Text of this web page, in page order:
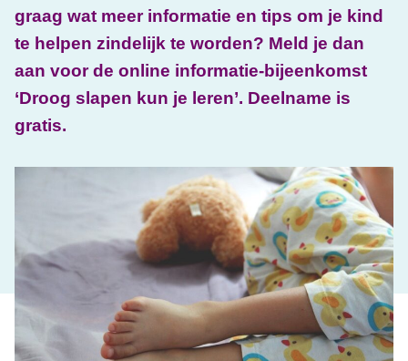
graag wat meer informatie en tips om je kind
te helpen zindelijk te worden? Meld je dan
aan voor de online informatie-bijeenkomst
‘Droog slapen kun je leren’. Deelname is
gratis.